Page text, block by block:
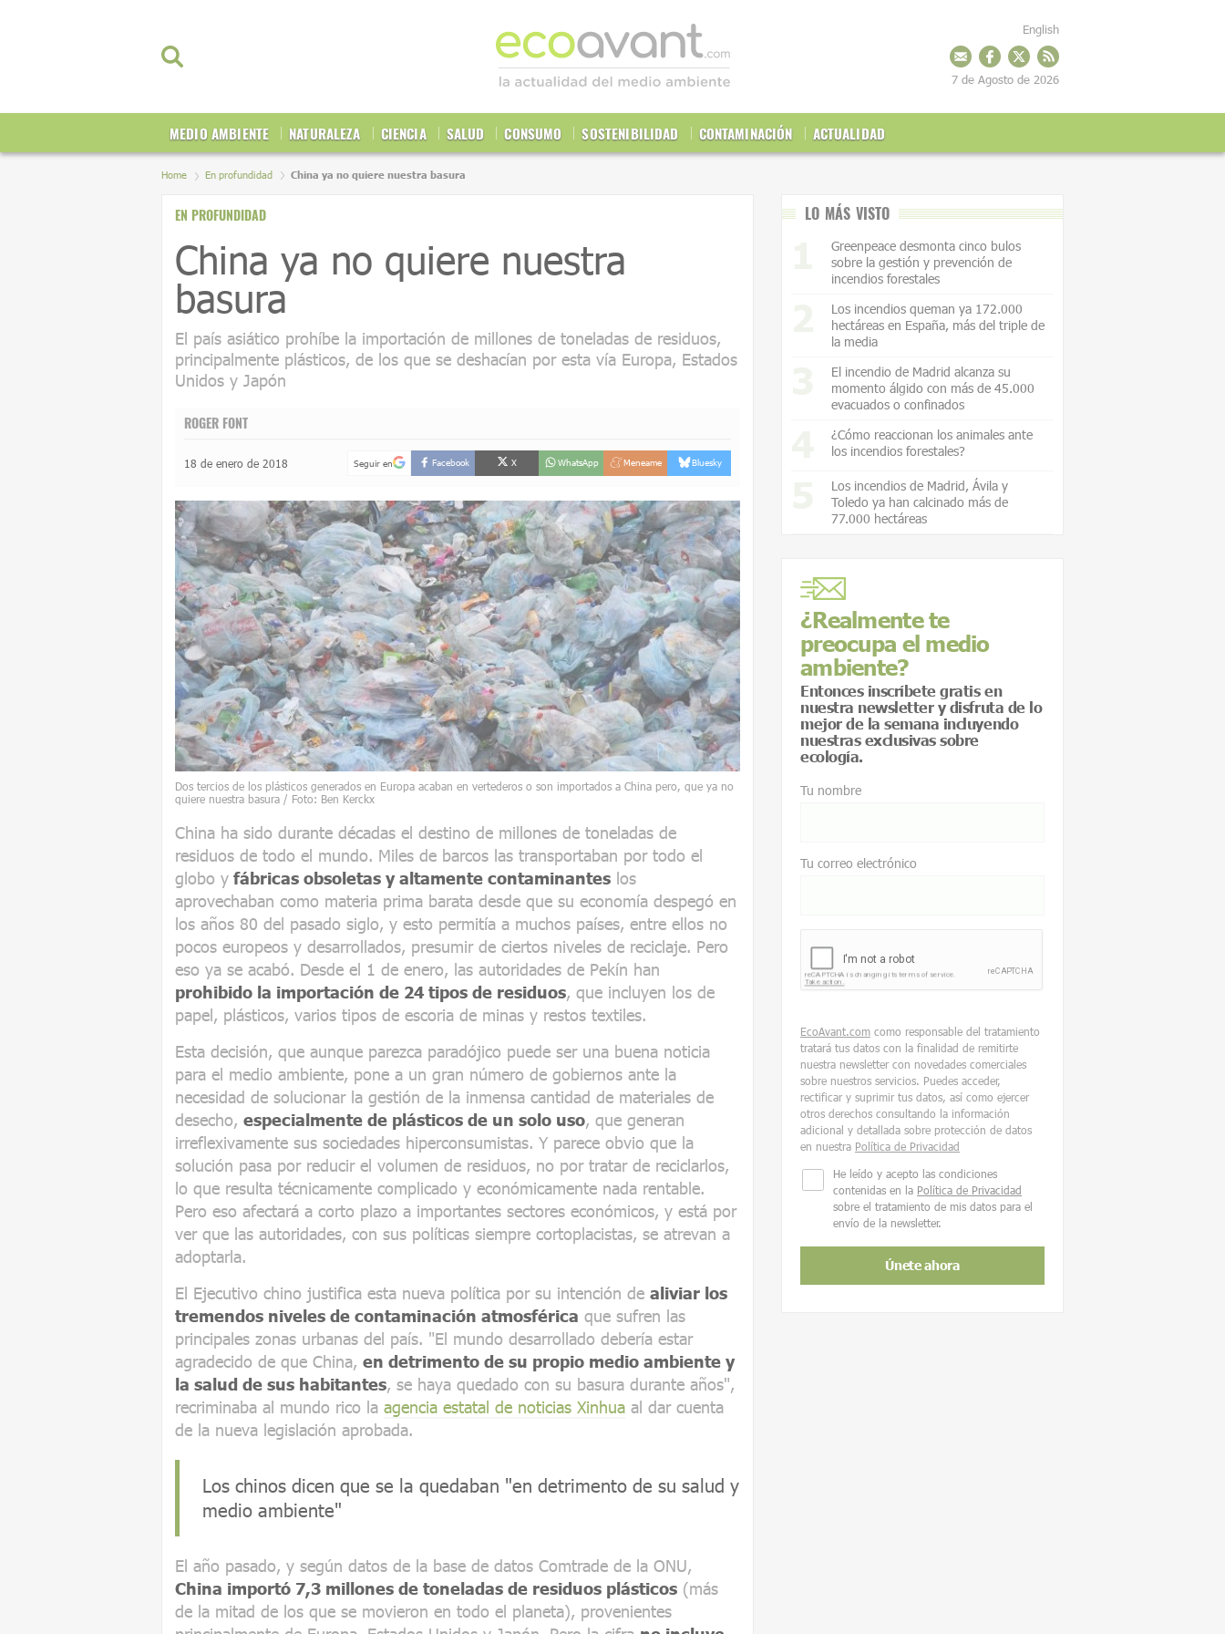
MEDIO AMBIENTE NATURALEZA CIENCIA SALUD CONSUMO SOSTENIBILIDAD CONTAMINACIÓN ACTUALIDAD
English
7 de Agosto de 2026
Home En profundidad China ya no quiere nuestra basura
EN PROFUNDIDAD
China ya no quiere nuestra
basura
El país asiático prohíbe la importación de millones de toneladas de residuos,
principalmente plásticos, de los que se deshacían por esta vía Europa, Estados
Unidos y Japón
ROGER FONT
18 de enero de 2018 Seguir en Facebook X WhatsApp Meneame Bluesky
Dos tercios de los plásticos generados en Europa acaban en vertederos o son importados a China pero, que ya no
quiere nuestra basura / Foto: Ben Kerckx
China ha sido durante décadas el destino de millones de toneladas de
residuos de todo el mundo. Miles de barcos las transportaban por todo el
globo y fábricas obsoletas y altamente contaminantes los
aprovechaban como materia prima barata desde que su economía despegó en
los años 80 del pasado siglo, y esto permitía a muchos países, entre ellos no
pocos europeos y desarrollados, presumir de ciertos niveles de reciclaje. Pero
eso ya se acabó. Desde el 1 de enero, las autoridades de Pekín han
prohibido la importación de 24 tipos de residuos, que incluyen los de
papel, plásticos, varios tipos de escoria de minas y restos textiles.
Esta decisión, que aunque parezca paradójico puede ser una buena noticia
para el medio ambiente, pone a un gran número de gobiernos ante la
necesidad de solucionar la gestión de la inmensa cantidad de materiales de
desecho, especialmente de plásticos de un solo uso, que generan
irreflexivamente sus sociedades hiperconsumistas. Y parece obvio que la
solución pasa por reducir el volumen de residuos, no por tratar de reciclarlos,
lo que resulta técnicamente complicado y económicamente nada rentable.
Pero eso afectará a corto plazo a importantes sectores económicos, y está por
ver que las autoridades, con sus políticas siempre cortoplacistas, se atrevan a
adoptarla.
El Ejecutivo chino justifica esta nueva política por su intención de aliviar los
tremendos niveles de contaminación atmosférica que sufren las
principales zonas urbanas del país. "El mundo desarrollado debería estar
agradecido de que China, en detrimento de su propio medio ambiente y
la salud de sus habitantes, se haya quedado con su basura durante años",
recriminaba al mundo rico la agencia estatal de noticias Xinhua al dar cuenta
de la nueva legislación aprobada.
Los chinos dicen que se la quedaban "en detrimento de su salud y
medio ambiente"
El año pasado, y según datos de la base de datos Comtrade de la ONU,
China importó 7,3 millones de toneladas de residuos plásticos (más
de la mitad de los que se movieron en todo el planeta), provenientes
LO MÁS VISTO
Greenpeace desmonta cinco bulos
sobre la gestión y prevención de
incendios forestales
Los incendios queman ya 172.000
hectáreas en España, más del triple de
la media
El incendio de Madrid alcanza su
momento álgido con más de 45.000
evacuados o confinados
¿Cómo reaccionan los animales ante
los incendios forestales?
Los incendios de Madrid, Ávila y
Toledo ya han calcinado más de
77.000 hectáreas
¿Realmente te
preocupa el medio
ambiente?
Entonces inscríbete gratis en
nuestra newsletter y disfruta de lo
mejor de la semana incluyendo
nuestras exclusivas sobre
ecología.
Tu nombre
Tu correo electrónico
EcoAvant.com como responsable del tratamiento
tratará tus datos con la finalidad de remitirte
nuestra newsletter con novedades comerciales
sobre nuestros servicios. Puedes acceder,
rectificar y suprimir tus datos, así como ejercer
otros derechos consultando la información
adicional y detallada sobre protección de datos
en nuestra Política de Privacidad
He leído y acepto las condiciones
contenidas en la Política de Privacidad
sobre el tratamiento de mis datos para el
envío de la newsletter.